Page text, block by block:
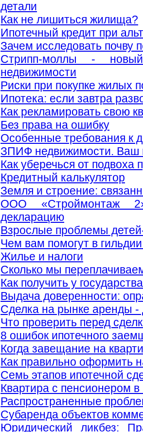
детали
Как не лишиться жилища?
Ипотечный кредит при
Зачем исследовать почву
Стрипп-моллы -
недвижимости
Риски при покупке жилых
Ипотека: если завтра
Как рекламировать свою
Без права на ошибку
Особенные требования к
ЗПИФ недвижимости. Ваш
Как уберечься от подвоха
Кредитный калькулятор
Земля и строение:
ООО «Строймонтаж
декларацию
Взрослые проблемы
Чем вам помогут в
Жилье и налоги
Сколько мы
Как получить у
Выдача доверенности:
Сделка на рынке аренды -
Что проверить перед
8 ошибок ипотечного
Когда завещание на
Как правильно оформить
Семь этапов ипотечной
Квартира с пенсионером в
Распространенные
Субаренда объектов
Юридический ликбез: